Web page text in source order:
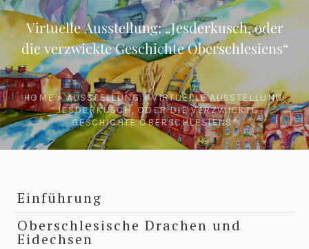
Virtuelle Ausstellung: „Jesderkusch, oder
die verzwickte Geschichte Oberschlesiens“
/
HOME»AUSSTELLUNG»VIRTUELLE AUSSTELLUNG:
“JESDERKUSCH, ODER DIE VERZWICKTE
GESCHICHTE OBERSCHLESIENS”
Einführung
Oberschlesische Drachen und
Eidechsen